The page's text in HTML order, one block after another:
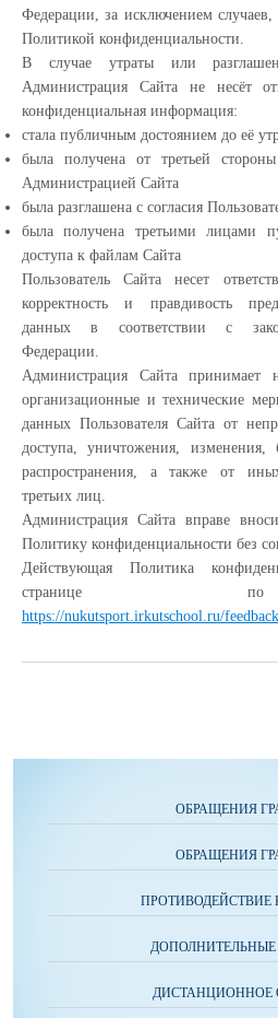
Федерации, за исключением
Политикой конфиденциальности.
В случае утраты или
Администрация Сайта не несёт
конфиденциальная информация:
cтала публичным достоянием до её
была получена от третьей
Администрацией Сайта
была разглашена с согласия
была получена третьими лицами
доступа к файлам Сайта
Пользователь Сайта несет
корректность и правдивость
данных в соответствии с
Федерации.
Администрация Сайта принимает
организационные и технические
данных Пользователя Сайта от
доступа, уничтожения, изменения,
распространения, а также от
третьих лиц.
Администрация Сайта вправе
Политику конфиденциальности без
Действующая Политика
странице
https://nukutsport.irkutschool.ru/
ОБРАЩЕНИЯ
ОБРАЩЕНИЯ
ПРОТИВОДЕЙСТВИЕ
ДОПОЛНИТЕЛЬНЫЕ
ДИСТАНЦИОННОЕ